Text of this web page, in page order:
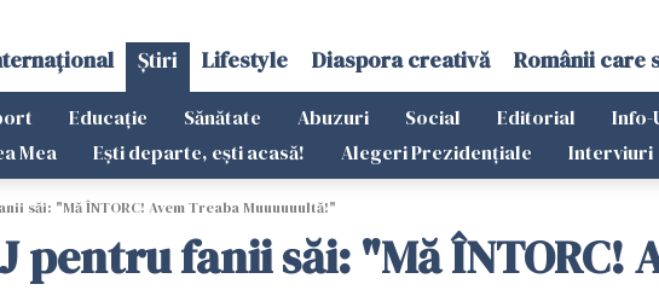
Știri Lifestyle Diaspora creativă Românii care
Educație Sănătate Abuzuri Social Editorial Info-
Mea
Ești departe, ești acasă! Alegeri Prezidențiale Interviuri
săi: "Mă ÎNTORC! Avem Treaba Muuuuuultă!"
pentru fanii săi: "Mă ÎNTORC!